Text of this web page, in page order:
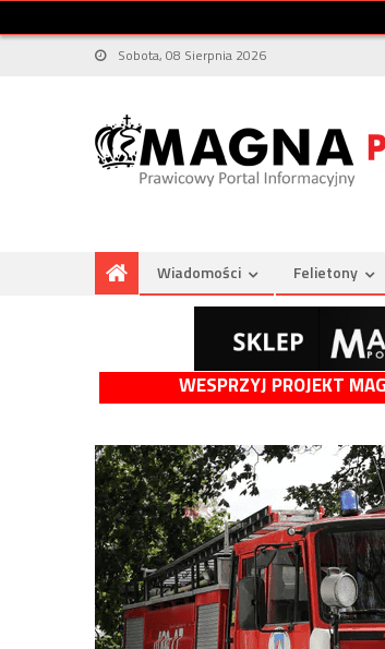
Sobota, 08 Sierpnia 2026
Wiadomości Felietony
WESPRZYJ PROJEKT